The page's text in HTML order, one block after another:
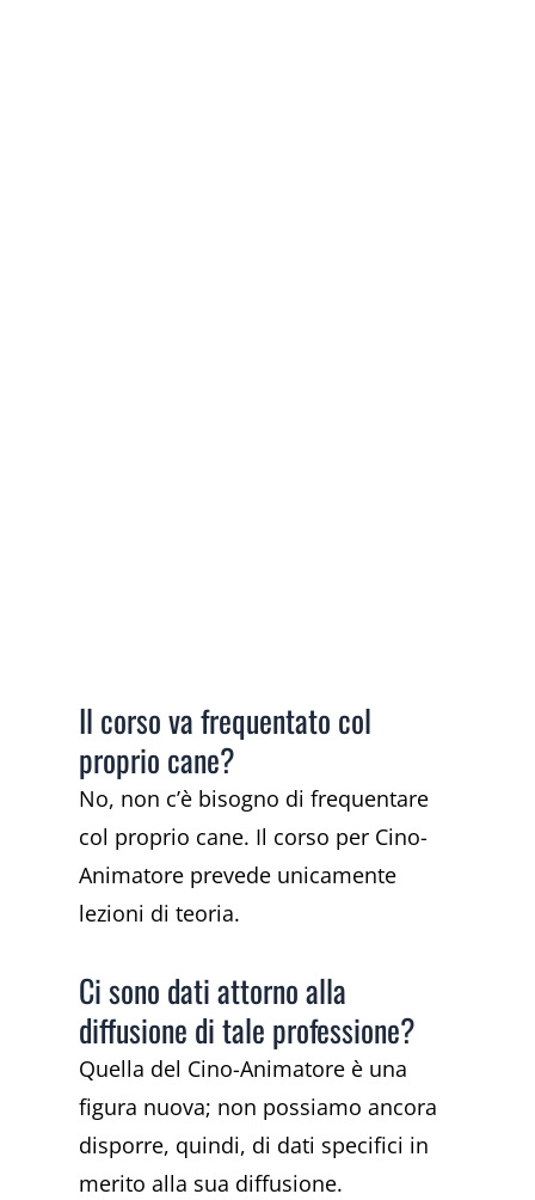
Il corso va frequentato col
proprio cane?
No, non c’è bisogno di frequentare
col proprio cane. Il corso per Cino-
Animatore prevede unicamente
lezioni di teoria.
Ci sono dati attorno alla
diffusione di tale professione?
Quella del Cino-Animatore è una
figura nuova; non possiamo ancora
disporre, quindi, di dati specifici in
merito alla sua diffusione.